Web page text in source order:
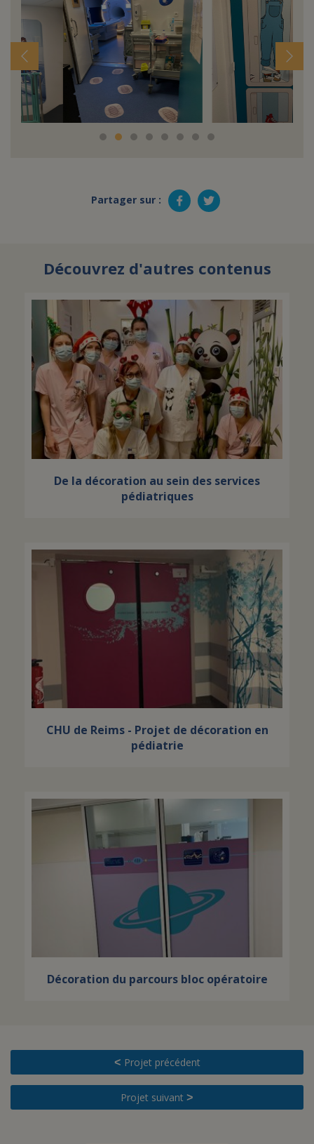
Partager sur :
Découvrez d'autres contenus
De la décoration au sein des services
pédiatriques
CHU de Reims - Projet de décoration en
pédiatrie
Décoration du parcours bloc opératoire
< Projet précédent
Projet suivant >